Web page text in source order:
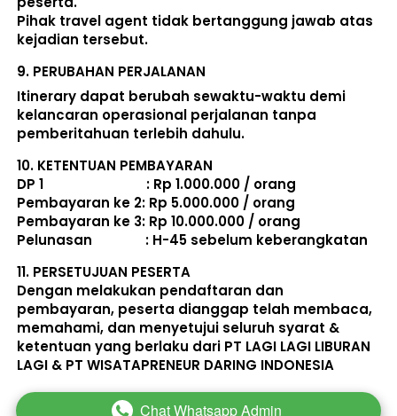
Pihak travel agent tidak bertanggung jawab atas
kejadian tersebut.
9. PERUBAHAN PERJALANAN
Itinerary dapat berubah sewaktu-waktu demi
kelancaran operasional perjalanan tanpa
pemberitahuan terlebih dahulu.
10. KETENTUAN PEMBAYARAN
DP 1                             : Rp 1.000.000 / orang
Pembayaran ke 2: Rp 5.000.000 / orang
Pembayaran ke 3: Rp 10.000.000 / orang
Pelunasan               : H-45 sebelum keberangkatan
11. PERSETUJUAN PESERTA
Dengan melakukan pendaftaran dan
pembayaran, peserta dianggap telah membaca,
memahami, dan menyetujui seluruh syarat &
ketentuan yang berlaku dari PT LAGI LAGI LIBURAN
LAGI & PT WISATAPRENEUR DARING INDONESIA
` Chat Whatsapp Admin